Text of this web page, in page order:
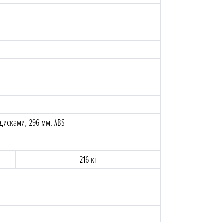
296 мм. ABS
216 кг